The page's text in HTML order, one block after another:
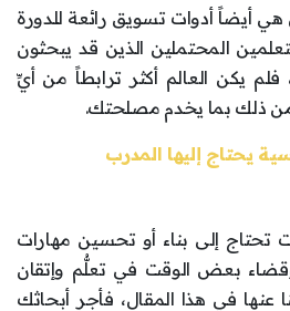
هي أيضاً أدوات تسويق رائعة للدورة
المحتملين الذين قد يبحثون
فلم يكن العالم أكثر ترابطاً من أيِّ
ذلك بما يخدم مصلحتك.
تحتاج إلى بناء أو تحسين مهارات
وقضاء بعض الوقت في تعلُّم وإتقان
عنها في هذا المقال، فأجرِ أبحاثك